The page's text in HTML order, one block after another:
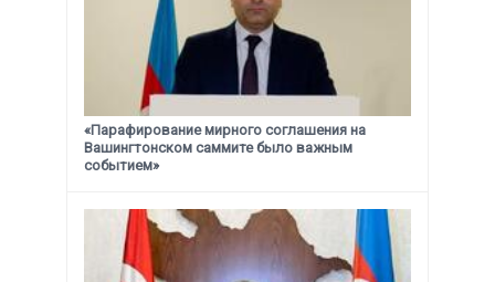
«Парафирование мирного соглашения на
Вашингтонском саммите было важным
событием»